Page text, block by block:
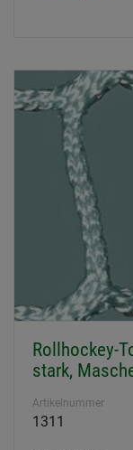
Rollhockey-
stark,
Artikelnummer
1311